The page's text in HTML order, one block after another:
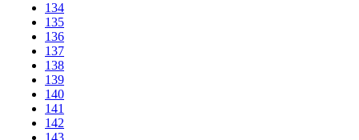
134
135
136
137
138
139
140
141
142